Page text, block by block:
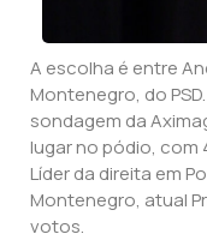
A escolha é entre
Montenegro, do
sondagem da
lugar no pódio, com
Líder da direita em
Montenegro, atual
votos.